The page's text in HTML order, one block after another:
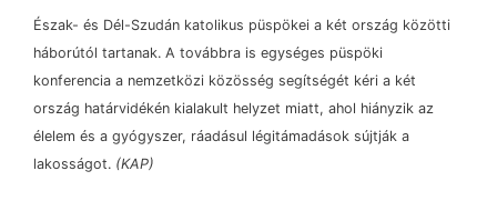
Észak- és Dél-Szudán katolikus püspökei a két ország közötti
háborútól tartanak. A továbbra is egységes püspöki
konferencia a nemzetközi közösség segítségét kéri a két
ország határvidékén kialakult helyzet miatt, ahol hiányzik az
élelem és a gyógyszer, ráadásul légitámadások sújtják a
lakosságot. (KAP)